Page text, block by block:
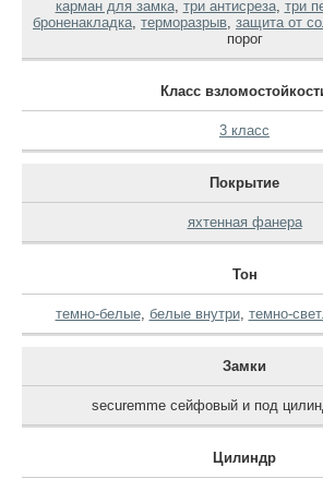
карман для замка, три антисреза, три
броненакладка, терморазрыв, защита от
порог
Класс
3 класс
Покрытие
яхтенная фанера
Тон
темно-белые, белые внутри, темно-
Замки
securemme сейфовый и под
Цилиндр